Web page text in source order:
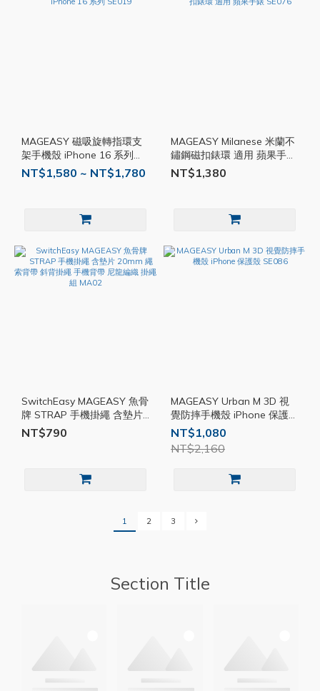
MAGEASY 磁吸旋轉指環支
架手機殼 iPhone 16 系列
SE019
NT$1,580 ~ NT$1,780
MAGEASY Milanese 米蘭不
鏽鋼磁扣錶環 適用 蘋果手錶
SE076
NT$1,380
SwitchEasy MAGEASY 魚骨
牌 STRAP 手機掛繩 含墊片
20mm 繩索背帶 斜背掛繩 手
機背帶 尼龍編織 掛繩組
NT$790
MAGEASY Urban M 3D 視
覺防摔手機殼 iPhone 保護殼
SE086
NT$1,080
NT$2,160
1 2 3
Section Title